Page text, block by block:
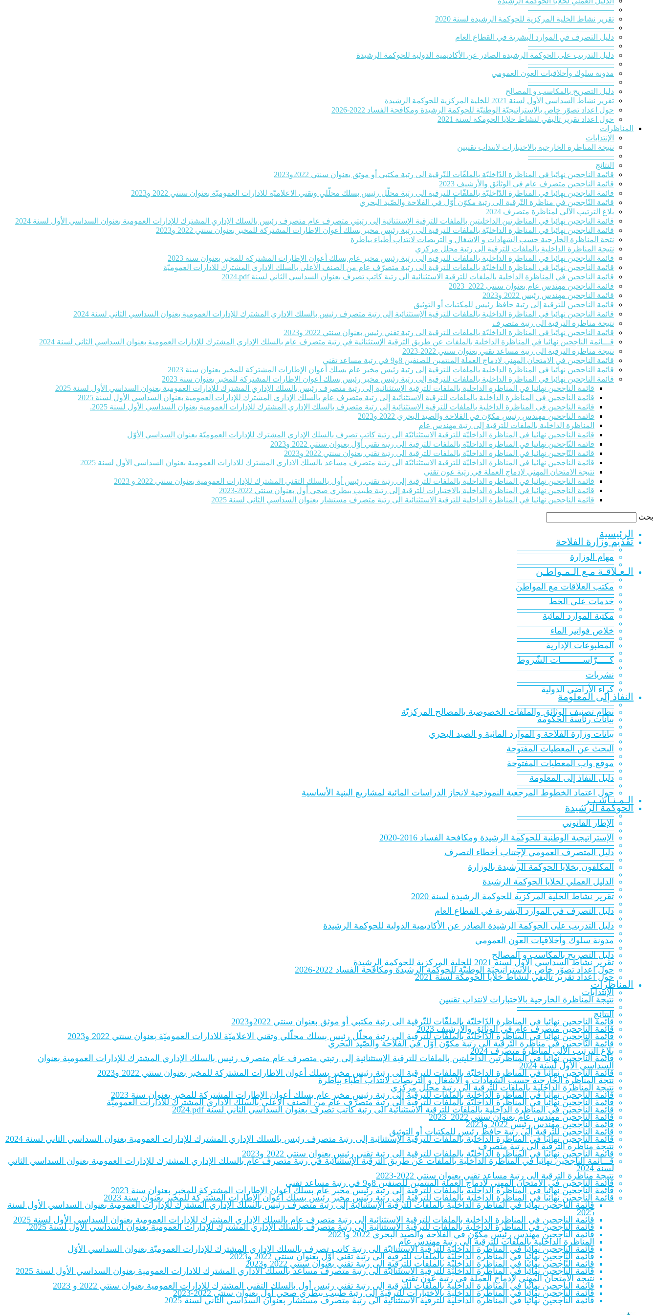
———————————
تقرير نشاط الخلية المركزية للحوكمة الرشيدة لسنة 2020‎
———————————
دليل التصرف في الموارد البشرية في القطاع العام
———————————
دليل التدريب على الحوكمة الرشيدة الصادر عن الأكاديمية الدولية للحوكمة الرشيدة
———————————
مدونة سلوك وأخلاقيات العون العمومي
———————————
دليل التصريح بالمكاسب و المصالح
تقرير نشاط السداسي الأول لسنة 2021 للخلية المركزية للحوكمة الرشيدة
حول اعداد تصوّر خاص بالاستراتيجيّة الوطنيّة للحوكمة الرشيدة ومكافحة الفساد 2022-2026
حول اعداد تقرير تأليفي لنشاط خلايا الحومكة لسنة 2021
المناظرات
الإنتدابات
نتيجة المناظرة الخارجية بالاختبارات لانتداب تقنيين
———————————
النتائج
قائمة الناجحين نهائيا في المناظرة الدّاخليّة بالملفّات للتّرقية الى رتبة مكتبي أو موثق بعنوان سنتي 2022و2023
قائمة الناجحين متصرف عام في الوثائق والأرشيف 2023
قائمة الناجحين نهائيا في المناظرة الدّاخليّة بالملفّات للترقية الى رتبة محلّل رئيس بسلك محلّلي وتقني الاعلاميّة للادارات العموميّة بعنوان سنتي 2022 و2023
قائمة النّاجحين في مناظرة التّرقية الى رتبة مكوّن أوّل في الفلاحة والصّيد البحري
بلاغ الترتيب الآلي لمناظرة متصرف 2024
قائمة الناجحين نهائيا في المناظرتين الداخليتين بالملفات للترقية الإستثنائية إلى رتبتي متصرف عام متصرف رئيس بالسلك الإداري المشترك للإدارات العمومية بعنوان السداسي الأول لسنة 2024
قائمة الناجحين نهائيا في المناظرة الداخليّة بالملفات للترقية الى رتبة رئيس مخبر بسلك أعوان الاطارات المشتركة للمخبر بعنوان سنتي 2022 و2023
نتجة المناظرة الخارجية حسب الشهادات و الاشغال و التربصات لانتداب أطباء بياطرة
نتيجة المناظرة الداخلية بالملفات للترقية الى رتبة محلل مركزي
قائمة الناجحين نهائيا في المناظرة الداخلية بالملفات للترقية إلى رتبة رئيس مخبر عام بسلك أعوان الإطارات المشتركة للمخبر بعنوان سنة 2023
قائمة الناجحين نهائيا في المناظرة الداخليّة بالملفات للترقية الى رتبة متصرّف عام من الصنف الأعلى بالسلك الاداري المشترك للادارات العموميّة
قائمة الناجحين في المناظرة الداخلية بالملفات للترقية الاستثنائية الى رتبة كاتب تصرف بعنوان السداسي الثاني لسنة 2024‎.pdf
قائمة الناجحين مهندس عام بعنوان سنتي 2022_2023
قائمة الناجحين مهندس رئيس 2022 و2023
قائمة الناجحين للترقية إلى رتبة حافظ رئيس للمكتبات أو التوثيق
قائمة الناجحين نهائيا في المناظرة الداخلية بالملفات للترقية الإستثنائية إلى رتبة متصرف رئيس بالسلك الإداري المشترك للإدارات العمومية بعنوان السداسي الثاني لسنة 2024
نتيجة مناظرة الترقية الى رتبة متصرف
قائمة الناجحين نهائيا في المناظرة الداخليّة بالملفات للترقية الى رتبة تقني رئيس بعنوان سنتي 2022 و2023
قـــائمة الناجحين نهائيا في المناظرة الداخلية بالملفات عن طريق الترقية الإستثنائية في رتبة متصرف عام بالسلك الإداري المشترك للإدارات العمومية بعنوان السداسي الثاني لسنة 2024
نتيجة مناظرة الترقية الى رتبة مساعد تقني بعنوان سنتي 2022-2023
قائمة الناجحين في الامتحان المهني لادماج العملة المنتمين للصنفين 8و9 في رتبة مساعد تقني
قائمة الناجحين نهائيا في المناظرة الداخلية بالملفات للترقية إلى رتبة رئيس مخبر عام بسلك أعوان الإطارات المشتركة للمخبر بعنوان سنة 2023
قائمة الناجحين نهائيا في المناظرة الداخلية بالملفات للترقية إلى رتبة رئيس مخبر رئيس بسلك أعوان الإطارات المشتركة للمخبر بعنوان سنة 2023
قائمة الناجحين نهائيا في المناظرة الداخلية بالملفات للترقية الإستثنائية إلى رتبة متصرف رئيس بالسلك الإداري المشترك للإدارات العمومية بعنوان السداسي الأول لسنة 2025
قائمة الناجحين في المناظرة الداخلية بالملفات للترقية الاستثنائية إلى رتبة متصرف عام بالسلك الإداري المشترك للإدارات العمومية بعنوان السداسي الأول لسنة 2025
قائمة الناجحين في المناظرة الداخلية بالملفات للترقية الاستثنائية إلى رتبة متصرف بالسلك الإداري المشترك للإدارات العمومية بعنوان السداسي الأول لسنة 2025.
قائمة الناجحين مهندس رئيس مكوّن في الفلاحة والصيد البحري 2022 و2023
المناظرة الداخلية بالملفات للترقية إلى رتبة مهندس عام
قائمة الناجحين نهائيا في المناظرة الداخليّة للترقية الاستثنائيّة الى رتبة كاتب تصرف بالسلك الإداري المشترك للإدارات العموميّة بعنوان السداسي الأوّل
قائمة النّاجحين نهائيا في المناظرة الداخليّة بالملفات للترقية الى رتبة تقني أوّل بعنوان سنتي 2022 و2023
قائمة النّاجحين نهائيا في المناظرة الداخليّة بالملفات للترقية الى رتبة تقني بعنوان سنتي 2022 و2023
قائمة الناجحين نهائيا في المناظرة الداخليّة للترقية الاستثنائيّة الى رتبة متصرف مساعد بالسلك الاداري المشترك للادارات العمومية بعنوان السداسي الأول لسنة 2025
نتيجة الامتحان المهني لإدماج العملة في رتبة عون تقني
قائمة الناجحين نهائيا في المناظرة الداخلية بالملفات للترقية إلى رتبة تقني رئيس أول بالسلك التقني المشترك للإدارات العمومية بعنوان سنتي 2022 و 2023
قائمة الناجحين نهائيا في المناظرة الداخلية بالاختبارات للترقية إلى رتبة طبيب بيطري صحي أول بعنوان سنتي 2022-2023‎
قائمة الناجحين نهائيا في المناظرة الداخلية للترقية الاستثنائية الى رتبة متصرف مستشار بعنوان السداسي الثاني لسنة 2025‎
بحث
الرئيسية
تقديم وزارة الفلاحة
———————————
مهام الوزارة
———————————
الـعـلاقـة مـع الـمـواطـن
———————————
مكتب العلاقات مع المواطن
———————————
خدمات على الخط
———————————
مكتبة الموارد المائية
———————————
خلاص فواتير الماء
———————————
المطبوعات الإدارية
———————————
كـــــرّاســـــــــات الشّروط
———————————
نشريات
———————————
كراء الأراضي الدولية
النفاذ إلى المعلومة
———————————
نظام تصنيف الوثائق والملفات الخصوصية بالمصالح المركزيّة
بيانات رئاسة الحكومة
———————————
بيانات وزارة الفلاحة و الموارد المائية و الصيد البحري
———————————
البحث عن المعطيات المفتوحة
———————————
موقع واب المعطيات المفتوحة
———————————
دليل النفاذ إلى المعلومة
———————————
حول اعتماد الخطوط المرجعية النموذجية لانجاز الدراسات المائية لمشاريع البنية الأساسية
الـمـنـاشـيـر
الحوكمة الرشيدة
———————————
الإطار القانوني
———————————
الإستراتيجية الوطنية للحوكمة الرشيدة ومكافحة الفساد 2016-2020
———————————
دليل المتصرف العمومي لإجتناب أخطاء التصرف
———————————
المكلفون بخلايا الحوكمة الرشيدة بالوزارة
———————————
الدلیل العملي لخلایا الحوكمة الرشيدة
———————————
تقرير نشاط الخلية المركزية للحوكمة الرشيدة لسنة 2020‎
———————————
دليل التصرف في الموارد البشرية في القطاع العام
———————————
دليل التدريب على الحوكمة الرشيدة الصادر عن الأكاديمية الدولية للحوكمة الرشيدة
———————————
مدونة سلوك وأخلاقيات العون العمومي
———————————
دليل التصريح بالمكاسب و المصالح
تقرير نشاط السداسي الأول لسنة 2021 للخلية المركزية للحوكمة الرشيدة
حول اعداد تصوّر خاص بالاستراتيجيّة الوطنيّة للحوكمة الرشيدة ومكافحة الفساد 2022-2026
حول اعداد تقرير تأليفي لنشاط خلايا الحومكة لسنة 2021
المناظرات
الإنتدابات
نتيجة المناظرة الخارجية بالاختبارات لانتداب تقنيين
———————————
النتائج
قائمة الناجحين نهائيا في المناظرة الدّاخليّة بالملفّات للتّرقية الى رتبة مكتبي أو موثق بعنوان سنتي 2022و2023
قائمة الناجحين متصرف عام في الوثائق والأرشيف 2023
قائمة الناجحين نهائيا في المناظرة الدّاخليّة بالملفّات للترقية الى رتبة محلّل رئيس بسلك محلّلي وتقني الاعلاميّة للادارات العموميّة بعنوان سنتي 2022 و2023
قائمة النّاجحين في مناظرة التّرقية الى رتبة مكوّن أوّل في الفلاحة والصّيد البحري
بلاغ الترتيب الآلي لمناظرة متصرف 2024
قائمة الناجحين نهائيا في المناظرتين الداخليتين بالملفات للترقية الإستثنائية إلى رتبتي متصرف عام متصرف رئيس بالسلك الإداري المشترك للإدارات العمومية بعنوان
السداسي الأول لسنة 2024
قائمة الناجحين نهائيا في المناظرة الداخليّة بالملفات للترقية الى رتبة رئيس مخبر بسلك أعوان الاطارات المشتركة للمخبر بعنوان سنتي 2022 و2023
نتجة المناظرة الخارجية حسب الشهادات و الاشغال و التربصات لانتداب أطباء بياطرة
نتيجة المناظرة الداخلية بالملفات للترقية الى رتبة محلل مركزي
قائمة الناجحين نهائيا في المناظرة الداخلية بالملفات للترقية إلى رتبة رئيس مخبر عام بسلك أعوان الإطارات المشتركة للمخبر بعنوان سنة 2023
قائمة الناجحين نهائيا في المناظرة الداخليّة بالملفات للترقية الى رتبة متصرّف عام من الصنف الأعلى بالسلك الاداري المشترك للادارات العموميّة
قائمة الناجحين في المناظرة الداخلية بالملفات للترقية الاستثنائية الى رتبة كاتب تصرف بعنوان السداسي الثاني لسنة 2024‎.pdf
قائمة الناجحين مهندس عام بعنوان سنتي 2022_2023
قائمة الناجحين مهندس رئيس 2022 و2023
قائمة الناجحين للترقية إلى رتبة حافظ رئيس للمكتبات أو التوثيق
قائمة الناجحين نهائيا في المناظرة الداخلية بالملفات للترقية الإستثنائية إلى رتبة متصرف رئيس بالسلك الإداري المشترك للإدارات العمومية بعنوان السداسي الثاني لسنة 2024
نتيجة مناظرة الترقية الى رتبة متصرف
قائمة الناجحين نهائيا في المناظرة الداخليّة بالملفات للترقية الى رتبة تقني رئيس بعنوان سنتي 2022 و2023
قـــائمة الناجحين نهائيا في المناظرة الداخلية بالملفات عن طريق الترقية الإستثنائية في رتبة متصرف عام بالسلك الإداري المشترك للإدارات العمومية بعنوان السداسي الثاني
لسنة 2024
نتيجة مناظرة الترقية الى رتبة مساعد تقني بعنوان سنتي 2022-2023
قائمة الناجحين في الامتحان المهني لادماج العملة المنتمين للصنفين 8و9 في رتبة مساعد تقني
قائمة الناجحين نهائيا في المناظرة الداخلية بالملفات للترقية إلى رتبة رئيس مخبر عام بسلك أعوان الإطارات المشتركة للمخبر بعنوان سنة 2023
قائمة الناجحين نهائيا في المناظرة الداخلية بالملفات للترقية إلى رتبة رئيس مخبر رئيس بسلك أعوان الإطارات المشتركة للمخبر بعنوان سنة 2023
قائمة الناجحين نهائيا في المناظرة الداخلية بالملفات للترقية الإستثنائية إلى رتبة متصرف رئيس بالسلك الإداري المشترك للإدارات العمومية بعنوان السداسي الأول لسنة
2025
قائمة الناجحين في المناظرة الداخلية بالملفات للترقية الاستثنائية إلى رتبة متصرف عام بالسلك الإداري المشترك للإدارات العمومية بعنوان السداسي الأول لسنة 2025
قائمة الناجحين في المناظرة الداخلية بالملفات للترقية الاستثنائية إلى رتبة متصرف بالسلك الإداري المشترك للإدارات العمومية بعنوان السداسي الأول لسنة 2025.
قائمة الناجحين مهندس رئيس مكوّن في الفلاحة والصيد البحري 2022 و2023
المناظرة الداخلية بالملفات للترقية إلى رتبة مهندس عام
قائمة الناجحين نهائيا في المناظرة الداخليّة للترقية الاستثنائيّة الى رتبة كاتب تصرف بالسلك الإداري المشترك للإدارات العموميّة بعنوان السداسي الأوّل
قائمة النّاجحين نهائيا في المناظرة الداخليّة بالملفات للترقية الى رتبة تقني أوّل بعنوان سنتي 2022 و2023
قائمة النّاجحين نهائيا في المناظرة الداخليّة بالملفات للترقية الى رتبة تقني بعنوان سنتي 2022 و2023
قائمة الناجحين نهائيا في المناظرة الداخليّة للترقية الاستثنائيّة الى رتبة متصرف مساعد بالسلك الاداري المشترك للادارات العمومية بعنوان السداسي الأول لسنة 2025
نتيجة الامتحان المهني لإدماج العملة في رتبة عون تقني
قائمة الناجحين نهائيا في المناظرة الداخلية بالملفات للترقية إلى رتبة تقني رئيس أول بالسلك التقني المشترك للإدارات العمومية بعنوان سنتي 2022 و 2023
قائمة الناجحين نهائيا في المناظرة الداخلية بالاختبارات للترقية إلى رتبة طبيب بيطري صحي أول بعنوان سنتي 2022-2023‎
قائمة الناجحين نهائيا في المناظرة الداخلية للترقية الاستثنائية الى رتبة متصرف مستشار بعنوان السداسي الثاني لسنة 2025‎